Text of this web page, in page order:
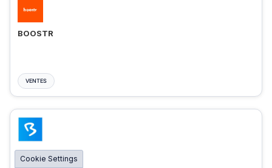
BOOSTR
VENTES
BIGMARKER
Cookie Settings